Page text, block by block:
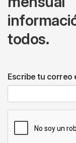
todos.
Escribe tu correo